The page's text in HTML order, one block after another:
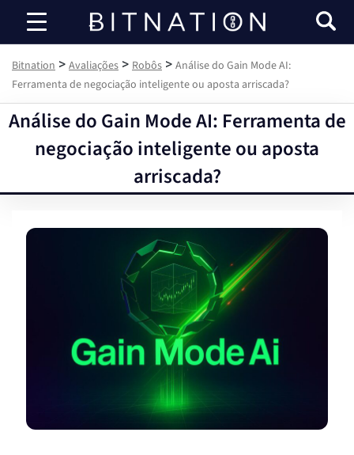
Bitnation
Bitnation > Avaliações > Robôs > Análise do Gain Mode AI:
Ferramenta de negociação inteligente ou aposta arriscada?
Análise do Gain Mode AI: Ferramenta de
negociação inteligente ou aposta
arriscada?